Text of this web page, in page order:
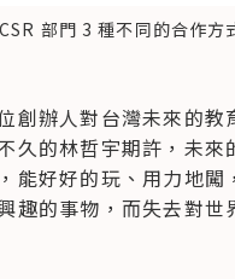
部門 3 種不同的合作方
創辦人對台灣未來的教
久的林哲宇期許，未來
能好好的玩、用力地闖
趣的事物，而失去對世